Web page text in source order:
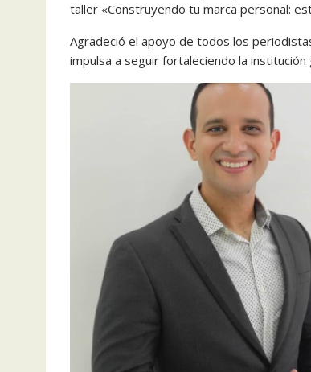
taller «Construyendo tu marca personal:
Agradeció el apoyo de todos los
impulsa a seguir fortaleciendo la institución